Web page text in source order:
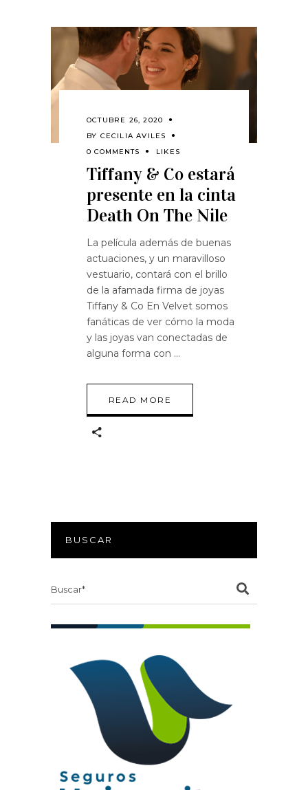
OCTUBRE 26, 2020
BY CECILIA AVILES
0 COMMENTS
LIKES
Tiffany & Co estará
presente en la cinta
Death On The Nile
La película además de buenas
actuaciones, y un maravilloso
vestuario, contará con el brillo
de la afamada firma de joyas
Tiffany & Co En Velvet somos
fanáticas de ver cómo la moda
y las joyas van conectadas de
alguna forma con
READ MORE
BUSCAR